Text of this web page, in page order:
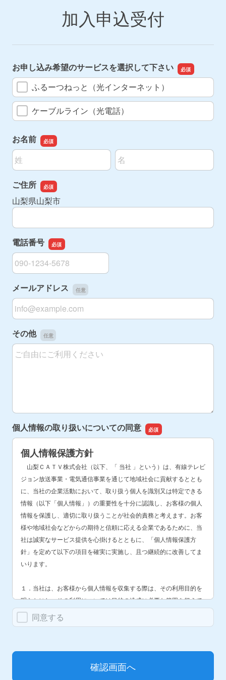
加入申込受付
お申し込み希望のサービスを選択して下さい
ふるーつねっと（光インターネット）
ケーブルライン（光電話）
お名前
名前の姓
名前の名
ご住所
山梨県山梨市
電話番号
電話番号
メールアドレス
メールアドレス
その他
その他
個人情報の取り扱いについての同意
個人情報保護方針
山梨ＣＡＴＶ株式会社（以下、「 当社 」という）は、有線テレビ
ジョン放送事業・電気通信事業を通じて地域社会に貢献するととも
に、当社の企業活動において、取り扱う個人を識別又は特定できる
情報（以下「個人情報」）の重要性を十分に認識し、お客様の個人
情報を保護し、適切に取り扱うことが社会的責務と考えます。お客
様や地域社会などからの期待と信頼に応える企業であるために、当
社は誠実なサービス提供を心掛けるとともに、「個人情報保護方
針」を定めて以下の項目を確実に実施し、且つ継続的に改善してま
いります。
１．当社は、お客様から個人情報を収集する際は、その利用目的を
明らかにし、その利用については目的の達成に必要な範囲を超えて
の取扱いを行わないよう、適切な措置を講じます。
め、従業員に対する教育啓発活動を実施するほか、情報セキュリテ
同意する